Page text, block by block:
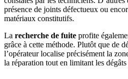
présence de joints défectueux ou
matériaux constitutifs.
La recherche de fuite profite
grâce à cette méthode. Plutôt que de
l’opérateur localise précisément la
la réparation tout en limitant les